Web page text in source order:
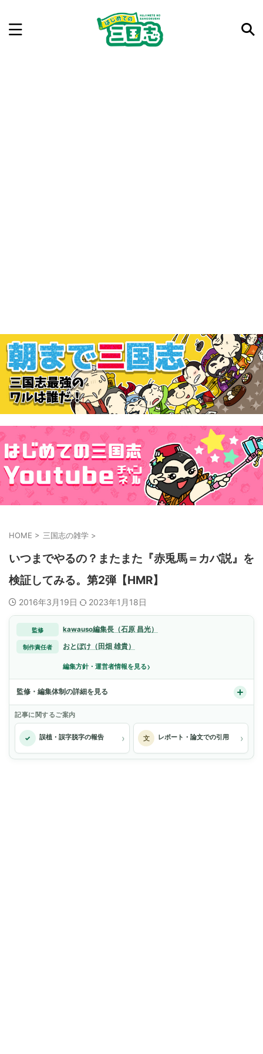
HOME > 三国志の雑学 >
いつまでやるの？またまた『赤兎馬＝カバ説』を
検証してみる。第2弾【HMR】
2016年3月19日 2023年1月18日
監修 kawauso編集長（石原 昌光）
制作責任者 おとぼけ（田畑 雄貴）
編集方針・運営者情報を見る›
監修・編集体制の詳細を見る
記事に関するご案内
✓ 誤植・誤字脱字の報告 › 文 レポート・論文での引用 ›